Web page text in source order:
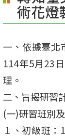
術花燈
一、依據臺北
114年5月23
理。
二、旨揭研習
(一)研習班別
１、初級班